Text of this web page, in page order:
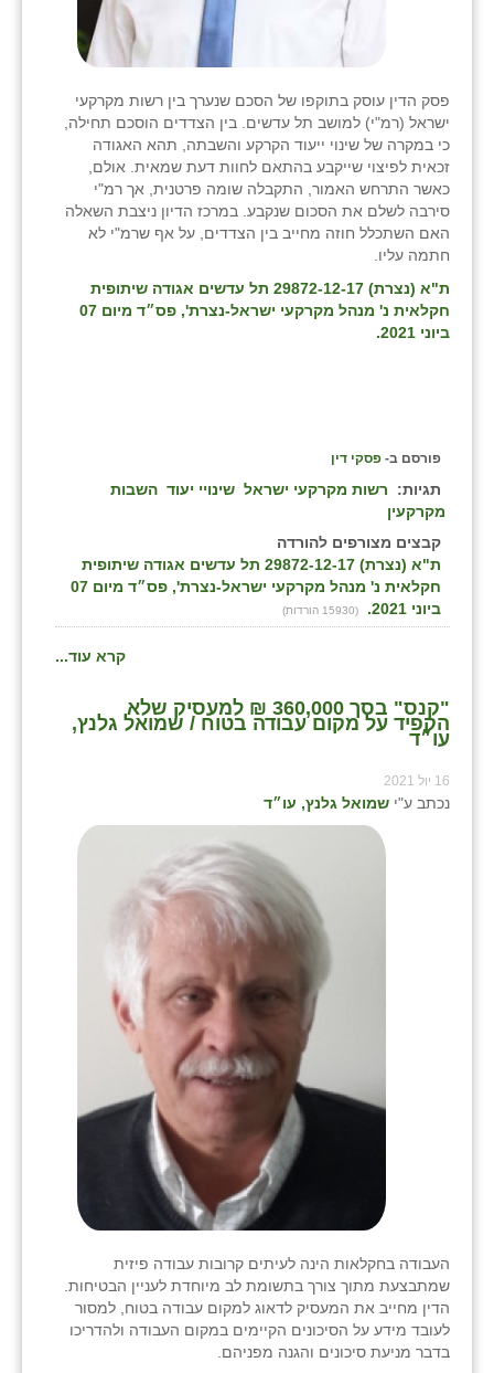
פסק הדין עוסק בתוקפו של הסכם שנערך בין רשות מקרקעי
ישראל (רמ"י) למושב תל עדשים. בין הצדדים הוסכם תחילה,
כי במקרה של שינוי ייעוד הקרקע והשבתה, תהא האגודה
זכאית לפיצוי שייקבע בהתאם לחוות דעת שמאית. אולם,
כאשר התרחש האמור, התקבלה שומה פרטנית, אך רמ"י
סירבה לשלם את הסכום שנקבע. במרכז הדיון ניצבת השאלה
האם השתכלל חוזה מחייב בין הצדדים, על אף שרמ"י לא
חתמה עליו.
ת"א (נצרת) 29872-12-17 תל עדשים אגודה שיתופית
חקלאית נ' מנהל מקרקעי ישראל-נצרת
', פס״ד מיום 07
ביוני 2021.
פורסם ב- פסקי דין
תגיות: רשות מקרקעי ישראל שינויי יעוד השבות
מקרקעין
קבצים מצורפים להורדה
ת"א (נצרת) 29872-12-17 תל עדשים אגודה שיתופית
חקלאית נ' מנהל מקרקעי ישראל-נצרת', פס״ד מיום 07
ביוני 2021.
(15930 הורדות)
קרא עוד...
"קנס" בסך 360,000 ₪ למעסיק שלא
הקפיד על מקום עבודה בטוח / שמואל גלנץ,
עו״ד
16 יול 2021
נכתב ע"י שמואל גלנץ, עו״ד
העבודה בחקלאות הינה לעיתים קרובות עבודה פיזית
שמתבצעת מתוך צורך בתשומת לב מיוחדת לעניין הבטיחות.
הדין מחייב את המעסיק לדאוג למקום עבודה בטוח, למסור
לעובד מידע על הסיכונים הקיימים במקום העבודה ולהדריכו
בדבר מניעת סיכונים והגנה מפניהם.